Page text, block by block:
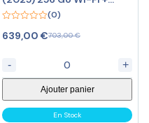
Cellular Rose
out
(0)
703,00€
Le
initial
était :
703,00 €.
639,00 €
Le
actuel
est :
639,00 €.
- +
Ajouter panier
En Stock